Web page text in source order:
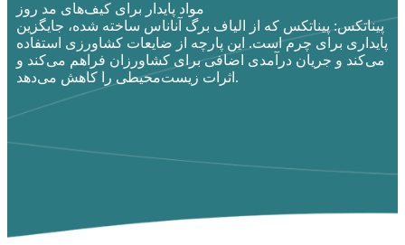
مواد پایدار برای کیف‌های مد روز
پیناتکس: پیناتکس که از الیاف برگ آناناس ساخته شده، جایگزین
پایداری برای چرم است. این پارچه از ضایعات کشاورزی استفاده
می‌کند و جریان درآمدی اضافی برای کشاورزان فراهم می‌کند و
اثرات زیست‌محیطی را کاهش می‌دهد.